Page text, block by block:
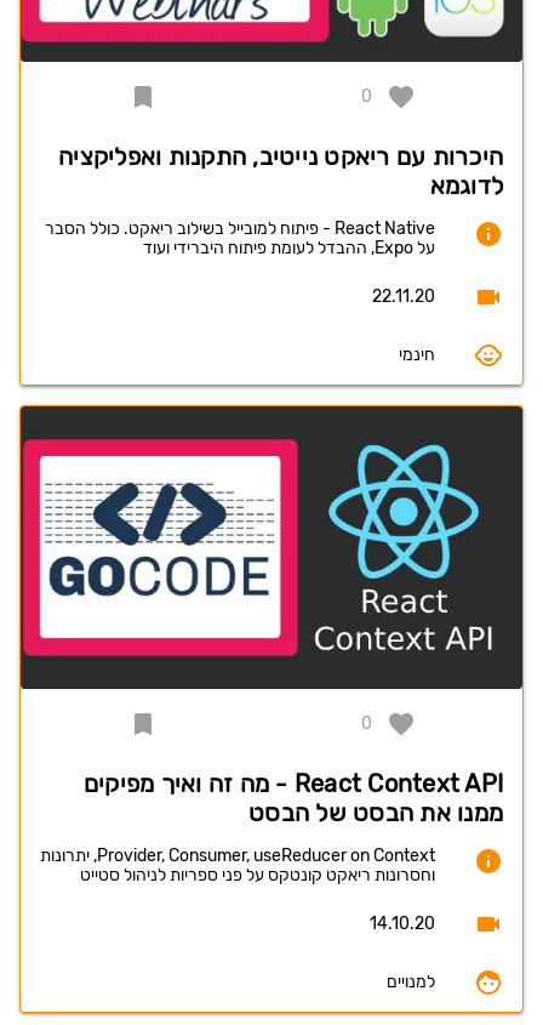
0
היכרות עם ריאקט נייטיב, התקנות ואפליקציה
לדוגמא
React Native - פיתוח למובייל בשילוב ריאקט. כולל הסבר
על Expo, ההבדל לעומת פיתוח היברידי ועוד
22.11.20
חינמי
0
React Context API - מה זה ואיך מפיקים
ממנו את הבסט של הבסט
Provider, Consumer, useReducer on Context, יתרונות
וחסרונות ריאקט קונטקס על פני ספריות לניהול סטייט
14.10.20
למנויים